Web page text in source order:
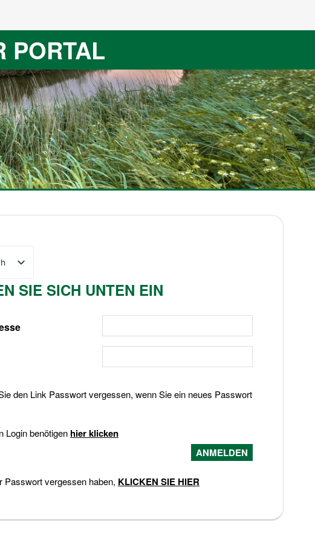
PORTAL
(UK)SIE SICH UNTEN EIN
den Link Passwort vergessen, wenn Sie ein neues Passwort
Login benötigen hier klicken
Passwort vergessen haben, KLICKEN SIE HIER